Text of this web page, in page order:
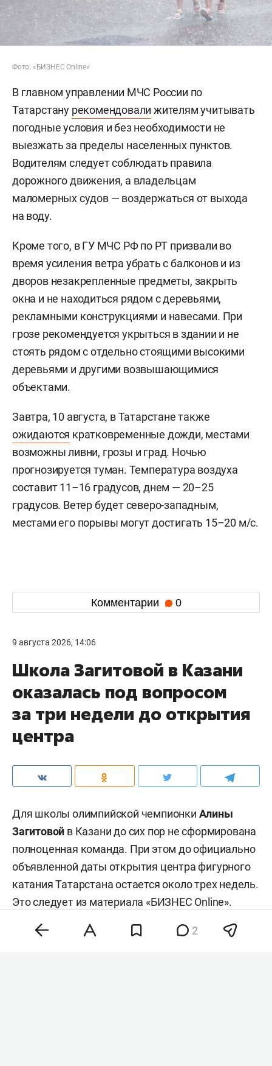
Фото: «БИЗНЕС Online»
В главном управлении МЧС России по
Татарстану рекомендовали жителям учитывать
погодные условия и без необходимости не
выезжать за пределы населенных пунктов.
Водителям следует соблюдать правила
дорожного движения, а владельцам
маломерных судов — воздержаться от выхода
на воду.
Кроме того, в ГУ МЧС РФ по РТ призвали во
время усиления ветра убрать с балконов и из
дворов незакрепленные предметы, закрыть
окна и не находиться рядом с деревьями,
рекламными конструкциями и навесами. При
грозе рекомендуется укрыться в здании и не
стоять рядом с отдельно стоящими высокими
деревьями и другими возвышающимися
объектами.
Завтра, 10 августа, в Татарстане также
ожидаются кратковременные дожди, местами
возможны ливни, грозы и град. Ночью
прогнозируется туман. Температура воздуха
составит 11–16 градусов, днем — 20–25
градусов. Ветер будет северо-западным,
местами его порывы могут достигать 15–20 м/с.
Комментарии 0
9 августа 2026, 14:06
Школа Загитовой в Казани
оказалась под вопросом
за три недели до открытия
центра
Для школы олимпийской чемпионки Алины
Загитовой в Казани до сих пор не сформирована
полноценная команда. При этом до официально
объявленной даты открытия центра фигурного
катания Татарстана остается около трех недель.
Этоследуетиз материала «БИЗНЕС Online».
2